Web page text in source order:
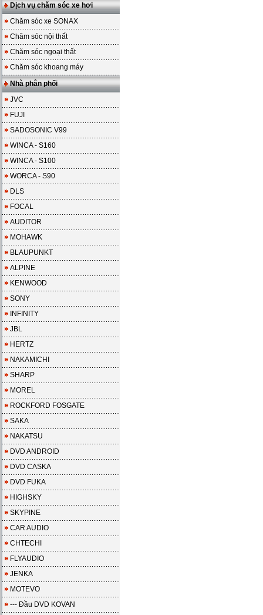
Dịch vụ chăm sóc xe hơi
Chăm sóc xe SONAX
Chăm sóc nội thất
Chăm sóc ngoại thất
Chăm sóc khoang máy
Nhà phân phối
JVC
FUJI
SADOSONIC V99
WINCA - S160
WINCA - S100
WORCA - S90
DLS
FOCAL
AUDITOR
MOHAWK
BLAUPUNKT
ALPINE
KENWOOD
SONY
INFINITY
JBL
HERTZ
NAKAMICHI
SHARP
MOREL
ROCKFORD FOSGATE
SAKA
NAKATSU
DVD ANDROID
DVD CASKA
DVD FUKA
HIGHSKY
SKYPINE
CAR AUDIO
CHTECHI
FLYAUDIO
JENKA
MOTEVO
--- Đầu DVD KOVAN